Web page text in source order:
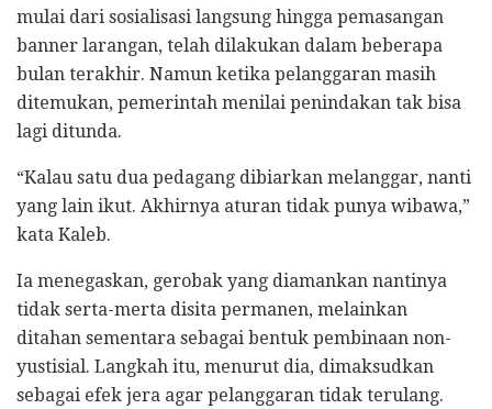
mulai dari sosialisasi langsung hingga pemasangan
banner larangan, telah dilakukan dalam beberapa
bulan terakhir. Namun ketika pelanggaran masih
ditemukan, pemerintah menilai penindakan tak bisa
lagi ditunda.
“Kalau satu dua pedagang dibiarkan melanggar, nanti
yang lain ikut. Akhirnya aturan tidak punya wibawa,”
kata Kaleb.
Ia menegaskan, gerobak yang diamankan nantinya
tidak serta-merta disita permanen, melainkan
ditahan sementara sebagai bentuk pembinaan non-
yustisial. Langkah itu, menurut dia, dimaksudkan
sebagai efek jera agar pelanggaran tidak terulang.